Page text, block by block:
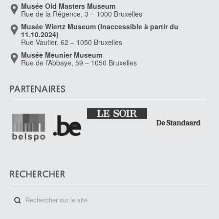
services.
Van Breedam Camiel
Boom 1936
van Brekelenkam Quiringh Gerritsz.
Bas) 1669/79
van Brussel Hermanus
Haarlem (Pays-Bas) 1763 - Utrecht (Pays-Bas) 1815
van Buscom Guillaume Egide
Malines 1758 - Alost 1831
van Cats Dirck
van Cleve Hendrick III
Musée Old Masters Museum
Rue de la Régence, 3 – 1000 Bruxelles
Musée Wiertz Museum (Inaccessible à partir du
11.10.2024)
Rue Vautier, 62 – 1050 Bruxelles
Musée Meunier Museum
Rue de l’Abbaye, 59 – 1050 Bruxelles
PARTENAIRES
RECHERCHER